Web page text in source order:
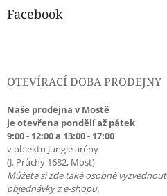
Facebook
OTEVÍRACÍ DOBA PRODEJNY
Naše prodejna v Mostě
je otevřena pondělí až pátek
9:00 - 12:00 a 13:00 - 17:00
v objektu Jungle arény
(J. Průchy 1682, Most)
Můžete si zde také osobně vyzvednout
objednávky z e-shopu.